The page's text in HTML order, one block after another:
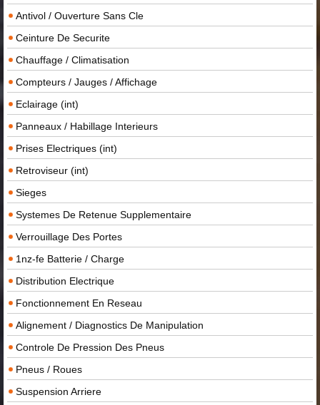
Antivol / Ouverture Sans Cle
Ceinture De Securite
Chauffage / Climatisation
Compteurs / Jauges / Affichage
Eclairage (int)
Panneaux / Habillage Interieurs
Prises Electriques (int)
Retroviseur (int)
Sieges
Systemes De Retenue Supplementaire
Verrouillage Des Portes
1nz-fe Batterie / Charge
Distribution Electrique
Fonctionnement En Reseau
Alignement / Diagnostics De Manipulation
Controle De Pression Des Pneus
Pneus / Roues
Suspension Arriere